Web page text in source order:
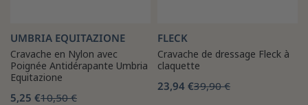
UMBRIA EQUITAZIONE
Cravache en Nylon avec
Poignée Antidérapante Umbria
Equitazione
5,25 €10,50 €
FLECK
Cravache de dressage Fleck à
claquette
23,94 €39,90 €